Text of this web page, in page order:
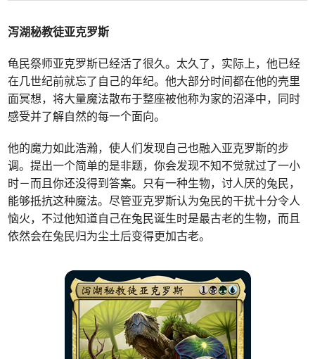
泻湖秘教徒亚克罗斯
龟民祭师亚克罗斯已经活了很久。太久了，实际上，他已经
在几世纪前就忘了自己的年纪。他大部分时间都在他的壳里
面冥想，将大量魔法散布于整座被他称为家的沼泽中，同时
感受并了解自然的每一个面向。
他的魔力如此浩瀚，使人们发现自己也融入亚克罗斯的步
调。提出一个简单的是非题，你会发现不知不觉就过了一小
时－而且你还没得到答案。只有一种生物，讨人厌的兔民，
能够抵抗这种魔法。尽管亚克罗斯认为兔民的干扰十分令人
恼火，不过他知道自己在兔民诞生时是最古老的生物，而且
依然会在兔民归为尘土后变得更加古老。